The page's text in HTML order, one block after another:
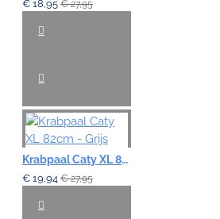
€ 18,95 € 27,95
Krabpaal Caty XL 82cm - Grijs
€ 19,94 € 27,95